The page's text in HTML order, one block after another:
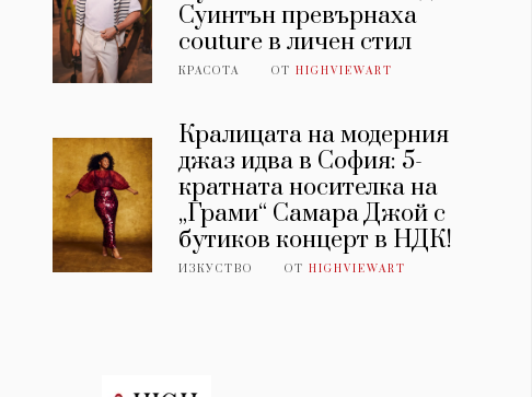
Суинтън превърнаха
couture в личен стил
КРАСОТА ОТHIGHVIEWART
Кралицата на модерния
джаз идва в София: 5-
кратната носителка на
„Грами“ Самара Джой с
бутиков концерт в НДК!
ИЗКУСТВО ОТHIGHVIEWART